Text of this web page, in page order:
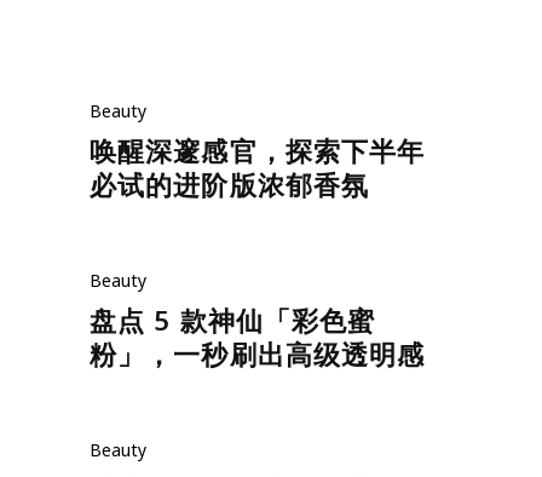
Beauty
唤醒深邃感官，探索下半年
必试的进阶版浓郁香氛
Beauty
盘点 5 款神仙「彩色蜜
粉」，一秒刷出高级透明感
Beauty